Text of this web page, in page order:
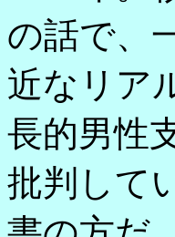
の話で、
近なリア
長的男性
批判して